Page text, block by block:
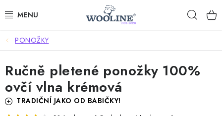
na
AKCE %
DÁRKOVÉ POUKAZY
OBLEČENÍ
PONOŽKY
Ručně pletené ponožky 100%
ovčí vlna krémová
TRADIČNÍ JAKO OD BABIČKY!